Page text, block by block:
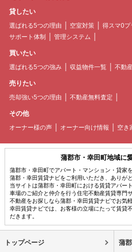
貸したい
選ばれる5つの理由 空室対策 得スマ0プ
サポート体制
管理システム
買いたい
選ばれる5つの強み 収益物件一覧 不動
売りたい
売却強い5つの理由 不動産無料査定
その他
オーナー様の声 オーナー向け情報 空き
蒲郡市・幸田町地域に
蒲郡市・幸田町でアパート・マンション・貸家
蒲郡・幸田賃貸ナビをご利用いただき、ありが
当サイトは蒲郡市・幸田町における賃貸アパー
車場のご紹介と仲介を行う住宅不動産賃貸専門
不動産をお探しなら蒲郡・幸田賃貸ナビでお気
幸田賃貸ナビでは、お客様の立場にたって賃貸
だきます。
トップページ 蒲